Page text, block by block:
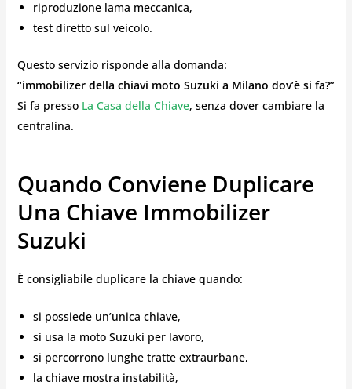
riproduzione lama meccanica,
test diretto sul veicolo.
Questo servizio risponde alla domanda:
“immobilizer della chiavi moto Suzuki a Milano dov’è si fa?”
Si fa pressoLa Casa della Chiave, senza dover cambiare la
centralina.
Quando Conviene Duplicare
Una Chiave Immobilizer
Suzuki
È consigliabile duplicare la chiave quando:
si possiede un’unica chiave,
si usa la moto Suzuki per lavoro,
si percorrono lunghe tratte extraurbane,
la chiave mostra instabilità,